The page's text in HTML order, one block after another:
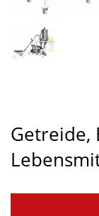
Getreide,